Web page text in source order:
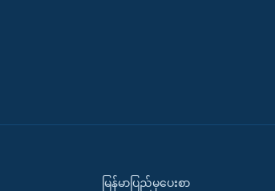
မြန်မာပြည်မှပေးစာ